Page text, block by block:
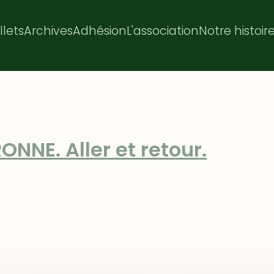
ArchivesAdhésionL'associationNotre histoire
Aller et retour.